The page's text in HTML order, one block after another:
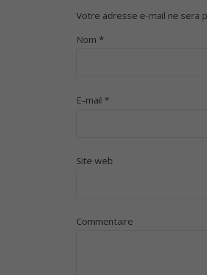
Votre adresse e-mail ne sera
Nom *
E-mail *
Site web
Commentaire